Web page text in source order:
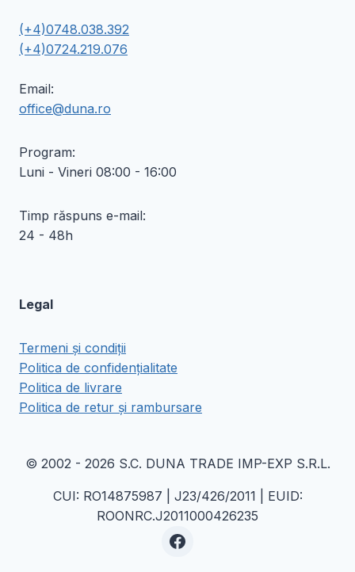
(+4)0748.038.392
(+4)0724.219.076
Email:
office@duna.ro
Program:
Luni - Vineri 08:00 - 16:00
Timp răspuns e-mail:
24 - 48h
Legal
Termeni și condiții
Politica de confidențialitate
Politica de livrare
Politica de retur și rambursare
© 2002 - 2026 S.C. DUNA TRADE IMP-EXP S.R.L.
CUI: RO14875987 | J23/426/2011 | EUID:
ROONRC.J2011000426235